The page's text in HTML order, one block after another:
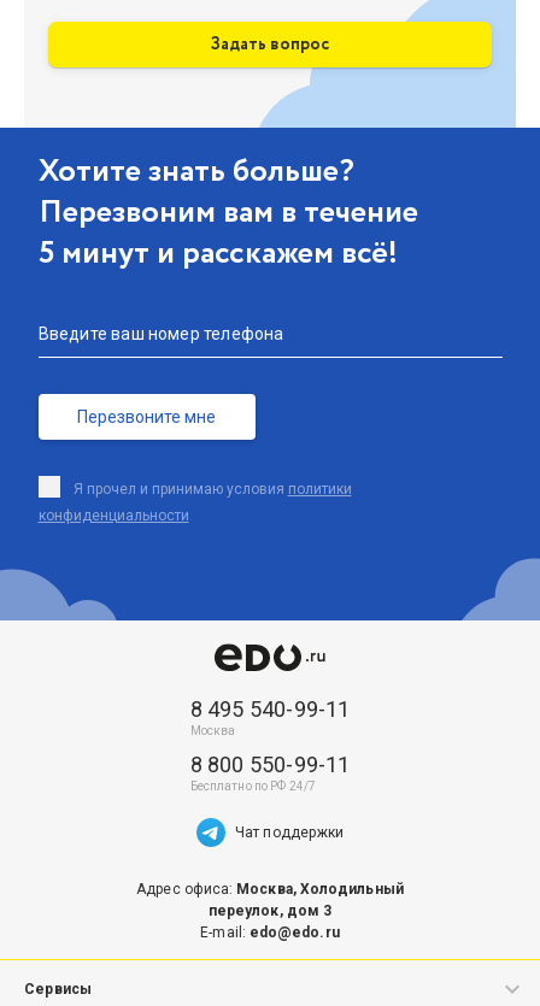
Задать вопрос
Хотите знать больше?
Перезвоним вам в течение
5 минут и расскажем всё!
Введите ваш номер телефона
Перезвоните мне
Я прочел и принимаю условия политики
конфиденциальности
Адрес офиса: Москва, Холодильный
переулок, дом 3
E-mail: edo@edo.ru
8 495 540-99-11
8 800 550-99-11
Чат поддержки
Сервисы